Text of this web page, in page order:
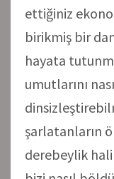
ettiğiniz
birikmiş bir
hayata
umutlarını
şarlatanların
derebeylik